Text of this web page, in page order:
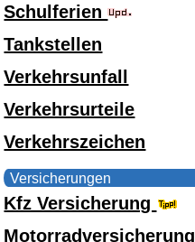
Schulferien
Tankstellen
Verkehrsunfall
Verkehrsurteile
Verkehrszeichen
Versicherungen
Kfz Versicherung
Motorradversicherung